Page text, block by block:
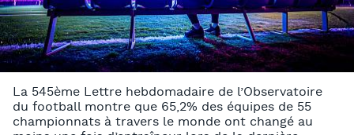
La 545ème Lettre hebdomadaire de l’Observatoire
du football montre que 65,2% des équipes de 55
championnats à travers le monde ont changé au